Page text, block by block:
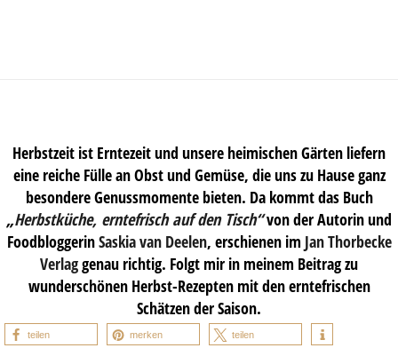
Herbstzeit ist Erntezeit und unsere heimischen Gärten liefern
eine reiche Fülle an Obst und Gemüse, die uns zu Hause ganz
besondere Genussmomente bieten. Da kommt das Buch
„Herbstküche, erntefrisch auf den Tisch“von der Autorin und
FoodbloggerinSaskia van Deelen, erschienen im Jan Thorbecke
Verlaggenau richtig. Folgt mir in meinem Beitrag zu
wunderschönen Herbst-Rezepten mit den erntefrischen
Schätzen der Saison.
teilen merken teilen